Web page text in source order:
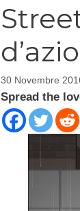
30 Novembre
Spread the